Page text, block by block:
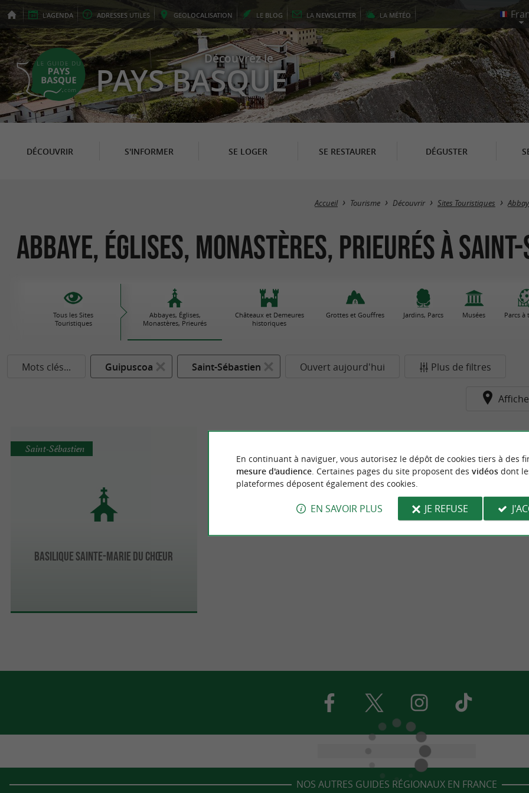
L'AGENDA ADRESSES UTILES GEOLOCALISATION LE BLOG LA NEWSLETTER LA MÉTÉO
Découvrez le
PAYS BASQUE
DÉCOUVRIR S'INFORMER SE LOGER SE RESTAURER DÉGUSTER
Accueil Tourisme Découvrir Sites Touristiques
Abbaye, Églises, Monastères, Prieurés à
Tous les Sites
Touristiques
Abbayes, Églises,
Monastères, Prieurés
Châteaux et Demeures
historiques
Grottes et Gouffres Jardins, Parcs Musées Parcs à
Mots clés... Guipuscoa Saint-Sébastien Ouvert aujourd'hui Plus de filtres
Basilique Sainte-Marie du Chœur
Saint-Sébastien
NOS AUTRES GUIDES RÉGIONAUX EN FRANCE
En continuant à naviguer, vous autorisez le dépôt de cookies tiers à des
mesure d'audience. Certaines pages du site proposent des vidéosdont
plateformes déposent également des cookies.
EN SAVOIR PLUS JE REFUSE